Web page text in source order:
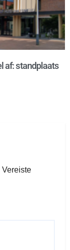
af: standplaats
Vereiste